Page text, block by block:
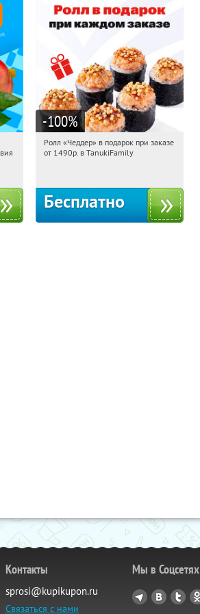
-100%
23:07:12 Получили:108
Ролл «Чеддер» в подарок при заказе
от 1490р. в TanukiFamily
Бесплатно
Контакты
sprosi@kupikupon.ru
Связаться с нами
Мы в Соцсетях